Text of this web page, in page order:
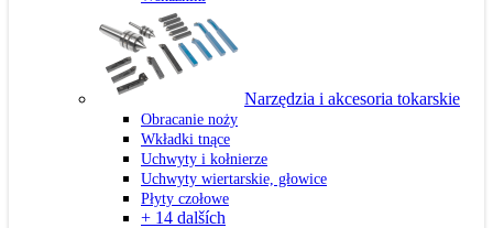
Narzędzia i akcesoria tokarskie
Obracanie noży
Wkładki tnące
Uchwyty i kołnierze
Uchwyty wiertarskie, głowice
Płyty czołowe
+ 14 dalších